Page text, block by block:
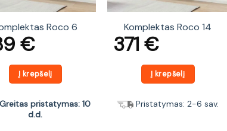
Roco 6
€
Į krepšelį
Greitas pristatymas: 10
d.d.
Komplektas Roco 14
371€
Į krepšelį
Pristatymas: 2-6 sav.